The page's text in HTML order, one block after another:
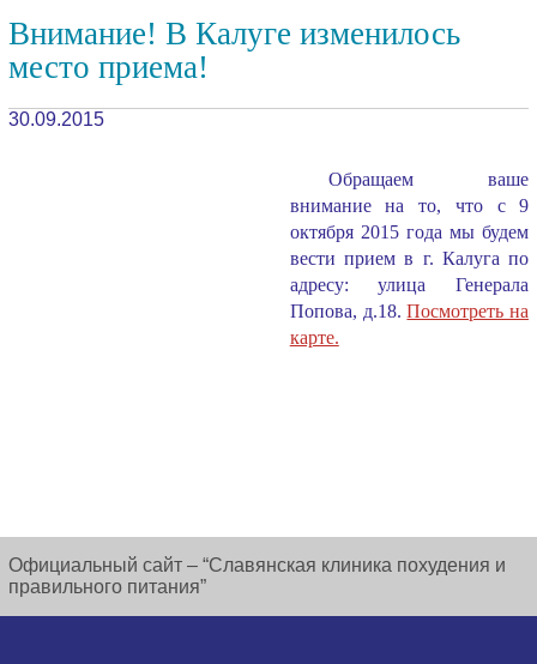
Внимание! В Калуге изменилось
место приема!
30.09.2015
Обращаем ваше
внимание на то, что с 9
октября 2015 года мы будем
вести прием в г. Калуга по
адресу: улица Генерала
Попова, д.18.Посмотреть на
карте.
Официальный сайт – “Славянская клиника похудения и
правильного питания”